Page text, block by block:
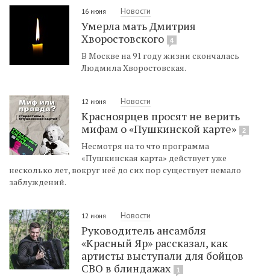
16 июня Новости
Умерла мать Дмитрия
Хворостовского
4
В Москве на 91 году жизни скончалась
Людмила Хворостовская.
12 июня Новости
Красноярцев просят не верить
мифам о «Пушкинской карте»
2
Несмотря на то что программа
«Пушкинская карта» действует уже
несколько лет, вокруг неё до сих пор существует немало
заблуждений.
12 июня Новости
Руководитель ансамбля
«Красный Яр» рассказал, как
артисты выступали для бойцов
СВО в блиндажах
1